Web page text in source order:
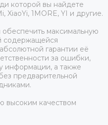
которой вы найдете
XiaoYi, 1MORE, YI и другие.
максимальную
содержащейся
гарантии её
за ошибки,
информации, а также
предварительной
высоким качеством